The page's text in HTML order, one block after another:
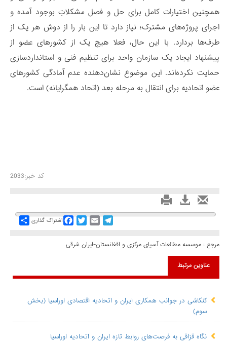
همچنین اختیارات کامل برای حل و فصل مشکلاتِ بوجود آمده و
اجرای پروژه‌های مشترک؛ نیاز دارد تا این بار را از دوش هر یک از
طرف‌ها بردارد. با این حال، فعلا هیچ یک از کشورهای عضو از
پیشنهاد ایجاد یک سازمان واحد برای تنظیم فنی و استانداردسازی
حمایت نکرده‌اند. این موضوع نشان‌دهنده عدم آمادگی کشورهای
عضو اتحادیه برای انتقال به مرحله بعد (اتحاد همگرایانه) است.
کد خبر:2033
Share اشتراک گذاری
FacebookTwitterEmail
Telegram
مرجع : موسسه مطالعات آسیای مرکزی و افغانستان-ایران شرقی
عناوین مرتبط
کنکاشی در جوانب همکاری ایران و اتحادیه اقتصادی اوراسیا (بخش
سوم)
نگاه قزاقی به فرصت‌های روابط تازه ایران و اتحادیه اوراسیا